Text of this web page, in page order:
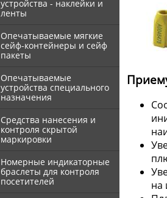
устройства - наклейки и
ленты
Опечатываемые мягкие
сейф-контейнеры и сейф
пакеты
Опечатываемые
устройства специального
назначения
Средства нанесения и
контроля скрытой
маркировки
Номерные индикаторные
браслеты для контроля
посетителей
на